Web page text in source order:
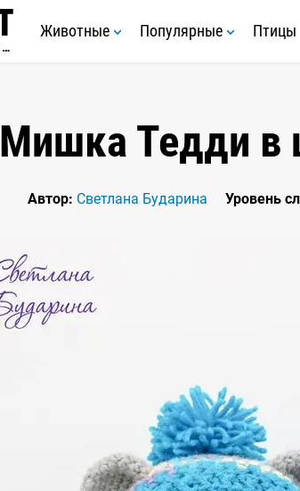
СХЕМЫ ВЯЗАНИЯ КРЮЧКОМ
Животные Популярные Птицы
Мишка Тедди в
Автор: Светлана Бударина Уровень